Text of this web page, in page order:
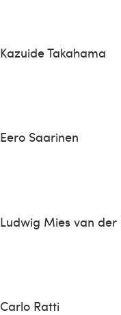
Kazuide Takahama
Eero Saarinen
Ludwig Mies van der
Carlo Ratti